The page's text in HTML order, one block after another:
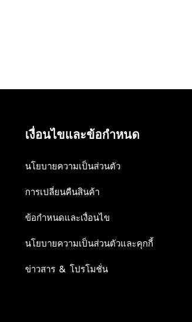
เงื่อนไขและข้อกำหนด
นโยบายความเป็นส่วนตัว
การเปลี่ยนคืนสินค้า
ข้อกำหนดและเงื่อนไข
นโยบายความเป็นส่วนตัวและคุกกี้
ข่าวสาร & โปรโมชั่น